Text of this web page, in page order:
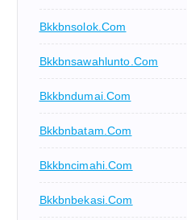
Bkkbnsolok.com
Bkkbnsawahlunto.com
Bkkbndumai.com
Bkkbnbatam.com
Bkkbncimahi.com
Bkkbnbekasi.com